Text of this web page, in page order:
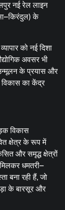
नई रेल लाइन
के
को नई दिशा
अवसर भी
के प्रयास और
विकास का केंद्र
विकास
क्षेत्र के रूप में
और समृद्ध क्षेत्रों
धमतरी–
बना रही हैं, जो
के बारसूर और